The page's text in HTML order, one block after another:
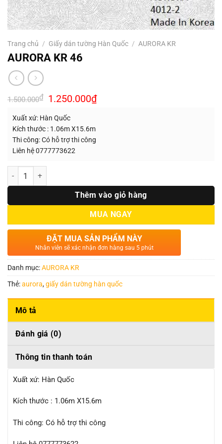
Trang chủ / Giấy dán tường Hàn Quốc / AURORA KR
AURORA KR 46
1.500.000₫ Giá
gốc
1.500.000₫.
1.250.000₫Giá
hiện
Xuất xứ: Hàn Quốc
Kích thước : 1.06m X15.6m
Thi công: Có hỗ trợ thi công
Liên hệ 0777773622
Số lượng
Thêm vào giỏ hàng
MUA NGAY
ĐẶT MUA SẢN PHẨM NÀY
Nhân viên sẽ xác nhận đơn hàng sau 5 phút
Danh mục:AURORA KR
Thẻ:aurora,giấy dán tường hàn quốc
Mô tả
Đánh giá (0)
Thông tin thanh toán
Xuất xứ: Hàn Quốc
Kích thước : 1.06m X15.6m
Thi công: Có hỗ trợ thi công